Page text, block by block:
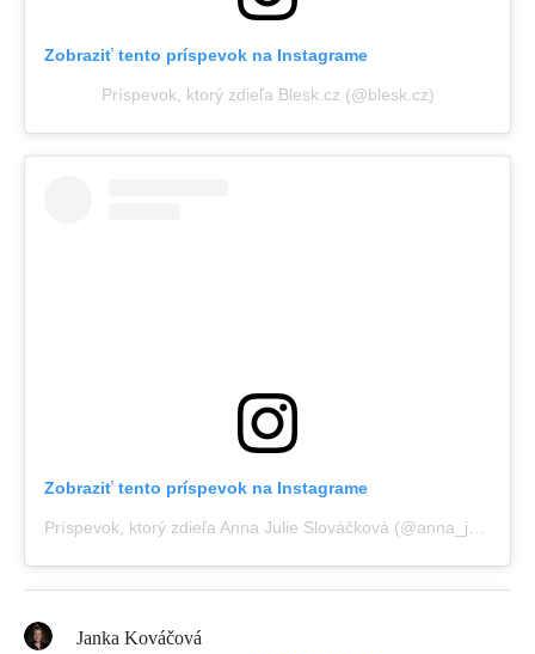
Zobraziť tento príspevok na Instagrame
Príspevok, ktorý zdieľa Blesk.cz (@blesk.cz)
Zobraziť tento príspevok na Instagrame
Janka Kováčová